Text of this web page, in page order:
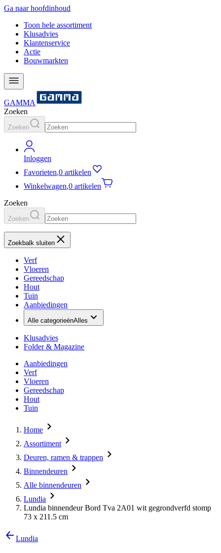
Ga naar hoofdinhoud
Toon hele assortiment
Klusadvies
Klantenservice
Actie
Bouwmarkten
GAMMA
Zoeken
Zoeken
Inloggen
Favorieten,0 artikelen
Winkelwagen,0 artikelen
Zoeken
Zoeken
Zoekbalk sluiten
Verf
Vloeren
Gereedschap
Hout
Tuin
Aanbiedingen
Alle categorieënAlles
Klusadvies
Folder & Magazine
Aanbiedingen
Verf
Vloeren
Gereedschap
Hout
Tuin
Home
Assortiment
Deuren, ramen & trappen
Binnendeuren
Alle binnendeuren
Lundia
Lundia binnendeur Bord Tva 2A01 wit gegrondverfd stomp
73 x 211.5 cm
Lundia